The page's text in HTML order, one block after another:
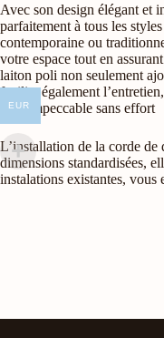
Avec son design élégant et
parfaitement à tous les
contemporaine ou
votre espace tout en
laiton poli non seulement
facilite également
bain impeccable sans effort
L’installation de la corde de
dimensions standardisées,
instalations existantes,
EUR